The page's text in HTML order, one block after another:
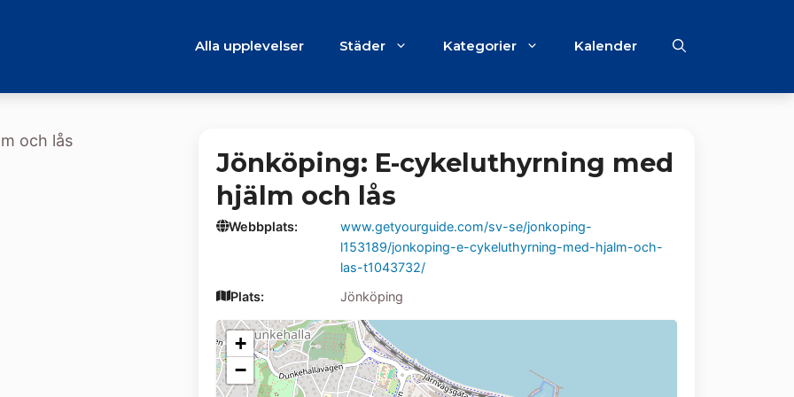
Alla upplevelser Städer Kategorier Kalender
Jönköping: E-cykeluthyrning med
hjälm och lås
Webbplats:
www.getyourguide.com/sv-se/jonkoping-
l153189/jonkoping-e-cykeluthyrning-med-hjalm-och-
las-t1043732/
Plats:
Jönköping
+
−